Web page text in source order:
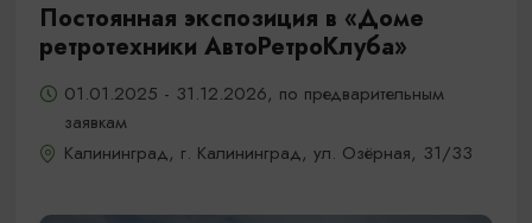
Постоянная экспозиция в «Доме
ретротехники АвтоРетроКлуба»
01.01.2025 - 31.12.2026, по предварительным
заявкам
Калининград, г. Калининград, ул. Озёрная, 31/33